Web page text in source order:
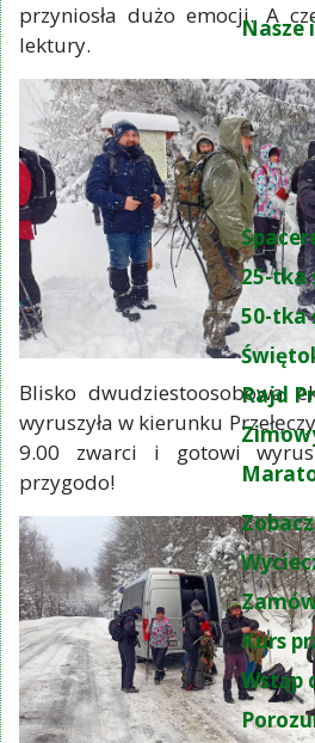
Nasze
25-tka
50-tka
Rajd
Kurs
Wstąp
przyniosła dużo emocji. A
lektury.
Blisko dwudziestoosobowa
wyruszyła w kierunku
9.00 zwarci i gotowi
przygodo!